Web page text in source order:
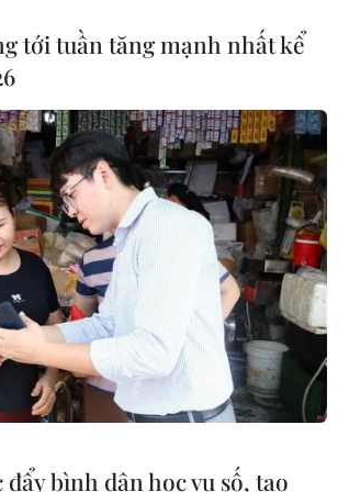
xử lý tình trạng
đất rừng
độ lớn trên
Thanh Hóa và
gây nhiều thiệt hại
tại tỉnh Sơn La
tới tuần tăng mạnh nhất kể
bình dân học vụ số, tạo